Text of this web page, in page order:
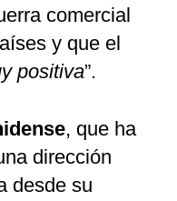
comercial
y que el
positiva”.
, que ha
dirección
desde su